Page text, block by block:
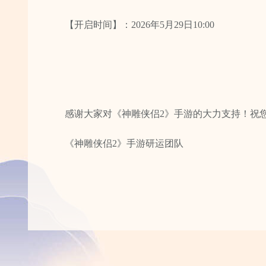
【开启时间】：2026年5月29日10:00
感谢大家对《神雕侠侣2》手游的大力支持！祝
《神雕侠侣2》手游研运团队